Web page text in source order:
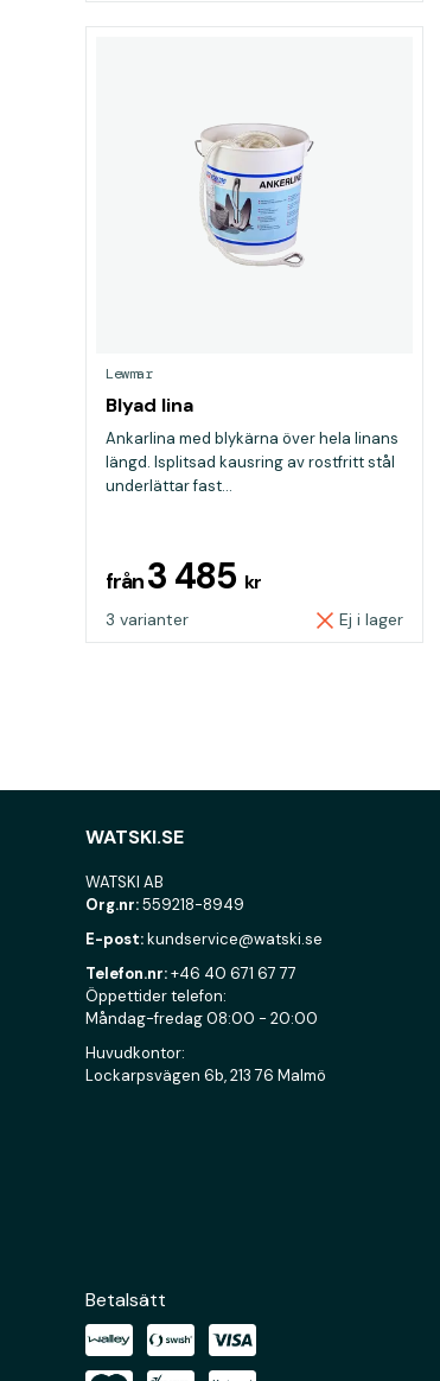
Lewmar
Blyad lina
Ankarlina med blykärna över hela linans
längd. Isplitsad kausring av rostfritt stål
underlättar fast...
från3 485 kr
3 varianter Ej i lager
WATSKI.SE
WATSKI AB
Org.nr:559218-8949
E-post:kundservice@watski.se
Telefon.nr:+46 40 671 67 77
Öppettider telefon:
Måndag-fredag 08:00 - 20:00
Huvudkontor:
Lockarpsvägen 6b, 213 76 Malmö
Betalsätt